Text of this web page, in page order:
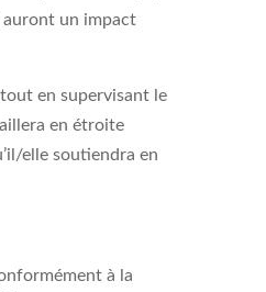
auront un impact
tout en supervisant le
en étroite
elle soutiendra en
à la